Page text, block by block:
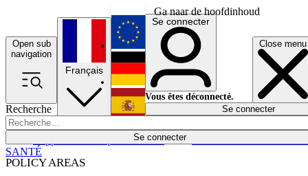
Ga naar de hoofdinhoud
Open sub
navigation
Close menu
Recherche
Se connecter
POLICY AREAS
Économie
Français
English
Deutsch
Español
Se connecter
Vous êtes déconnecté.
Se connecter
SANTÉ